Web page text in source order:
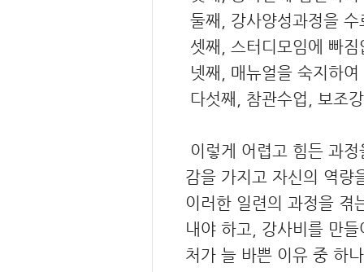
둘째, 강사양성과정을
셋째, 스터디모임에 빠
넷째, 매뉴얼을 숙지하
다섯째, 참관수업, 보조
이렇게 어렵고 힘든 과
감을 가지고 자신의 역량
이러한 일련의 과정을 겪
내야 하고, 강사비를 만
처가 늘 바쁜 이유 중 하